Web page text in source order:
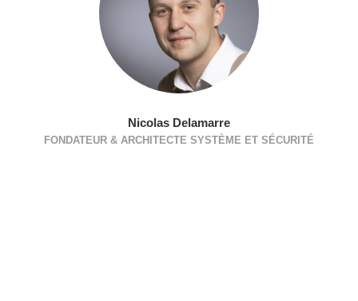
Nicolas Delamarre
FONDATEUR & ARCHITECTE SYSTÈME ET SÉCURITÉ